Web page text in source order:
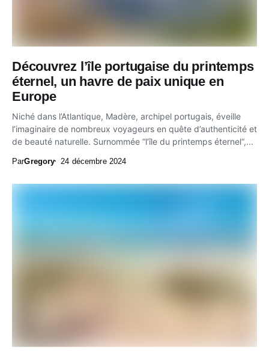
Découvrez l’île portugaise du printemps
éternel, un havre de paix unique en
Europe
Niché dans l’Atlantique, Madère, archipel portugais, éveille
l’imaginaire de nombreux voyageurs en quête d’authenticité et
de beauté naturelle. Surnommée “l’île du printemps éternel“,...
ParGregory 24 décembre 2024